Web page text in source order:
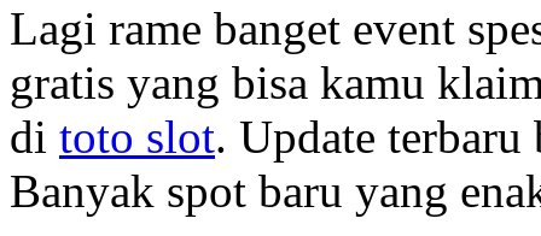
Lagi rame banget event
gratis yang bisa kamu
di toto slot. Update terbaru
Banyak spot baru yang